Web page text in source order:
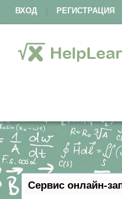
ВХОД РЕГИСТРАЦИЯ
Сервис онлайн-